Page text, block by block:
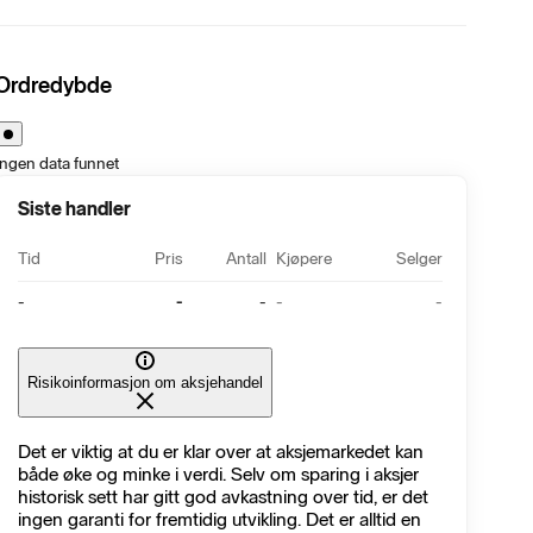
data funnet
Siste handler
Tid Pris Antall Kjøpere Selger
- - - - -
Risikoinformasjon om aksjehandel
Det er viktig at du er klar over at aksjemarkedet kan
både øke og minke i verdi. Selv om sparing i aksjer
historisk sett har gitt god avkastning over tid, er det
ingen garanti for fremtidig utvikling. Det er alltid en